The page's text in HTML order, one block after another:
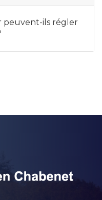
peuvent-ils régler